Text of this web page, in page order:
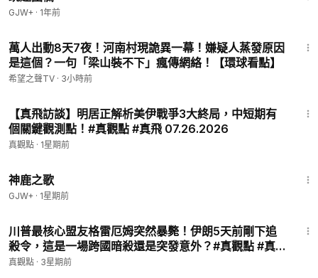
GJW+ · 1年前
萬人出動8天7夜！河南村現詭異一幕！嫌疑人蒸發原因
是這個？一句「梁山裝不下」瘋傳網絡！【環球看點】
希望之聲TV · 3小時前
【真飛訪談】明居正解析美伊戰爭3大終局，中短期有
個關鍵觀測點！#真觀點 #真飛 07.26.2026
真觀點 · 1星期前
神鹿之歌
GJW+ · 1星期前
川普最核心盟友格雷厄姆突然暴斃！伊朗5天前剛下追
殺令，這是一場跨國暗殺還是突發意外？#真觀點 #真飛
07.12.2026
真觀點 · 3星期前